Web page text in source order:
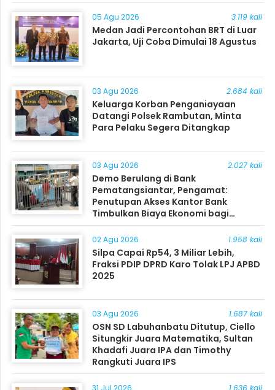
05 Agu 2026 3.119 kali
Medan Jadi Percontohan BRT di Luar
Jakarta, Uji Coba Dimulai 18 Agustus
03 Agu 2026 2.684 kali
Keluarga Korban Penganiayaan
Datangi Polsek Rambutan, Minta
Para Pelaku Segera Ditangkap
03 Agu 2026 2.027 kali
Demo Berulang di Bank
Pematangsiantar, Pengamat:
Penutupan Akses Kantor Bank
Timbulkan Biaya Ekonomi bagi
Masyarakat
02 Agu 2026 1.958 kali
Silpa Capai Rp54, 3 Miliar Lebih,
Fraksi PDIP DPRD Karo Tolak LPJ APBD
2025
03 Agu 2026 1.687 kali
OSN SD Labuhanbatu Ditutup, Ciello
Situngkir Juara Matematika, Sultan
Khadafi Juara IPA dan Timothy
Rangkuti Juara IPS